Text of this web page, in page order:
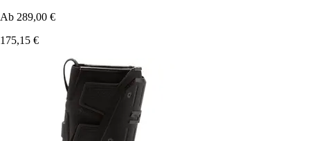
Ab 289,00 €
175,15 €